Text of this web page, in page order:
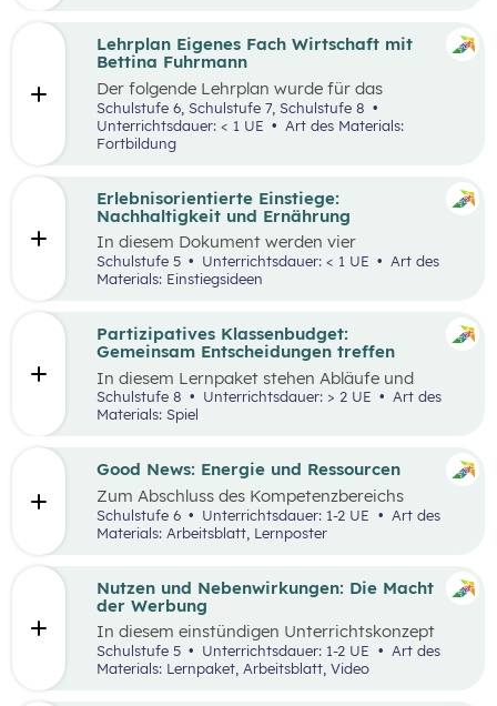
Partizipatives Klassenbudget:
Gemeinsam Entscheidungen treffen
In diesem Lernpaket stehen Abläufe und
Methoden im Vordergrund, die den
Schüler:innen helfen sollen, das WIR vor das
Ernährungsrat, wie sich Kaufentscheidungen
auf Umwelt, Gesundheit und das Miteinander
auswirken.
Schulstufe 8 Unterrichtsdauer: > 2 UE
Art des
Materials: Spiel
sein“aufgebaut. Mit zusätzlich bereitgestellten
Materialien können die im Video
werden.
Nutzen und Nebenwirkungen: Die Macht
der Werbung
In diesem einstündigen Unterrichtskonzept
lernen die Schüler:innen den Nutzen sowie die
Vor- und Nachteile von Werbung kennen.
Schulstufe 5 Unterrichtsdauer: 1-2 UE
Art des
Materials: Lernpaket, Arbeitsblatt, Video
Erlebnisorientierte Einstiege:
Nachhaltigkeit und Ernährung
In diesem Dokument werden vier
Einstiegsideen für denKompetenzbereich
„Leben und Wirtschaften im Hinblick auf
Erlebnis für die Schüler:innen verbunden sind
und wo auch außerschulische Lernorte
Schulstufe 5 Unterrichtsdauer: < 1 UE
Materials: Einstiegsideen
Good News: Energie und Ressourcen
Zum Abschluss des Kompetenzbereichs
„Energie und Ressourcen“ beschäftigen sich
Schüler:innen mit positiven Nachrichten und
Beispielen, damit sie sich von den Problemen,
nicht überwältigt fühlen.
Schulstufe 6 Unterrichtsdauer: 1-2 UE
Materials: Arbeitsblatt, Lernposter
Lehrplan Eigenes Fach Wirtschaft mit
Bettina Fuhrmann
Der folgende Lehrplan wurde für das
Unterrichtsgegenstand “Wirtschaft” für den
Schulpiloten der Stiftung für
Wirtschaftsbildung konzipiert. Wirtschaft
verstehen und gestalten zu lernen steht dabei
Schulstufe 6, Schulstufe 7, Schulstufe 8
Unterrichtsdauer: < 1 UE
Fortbildung